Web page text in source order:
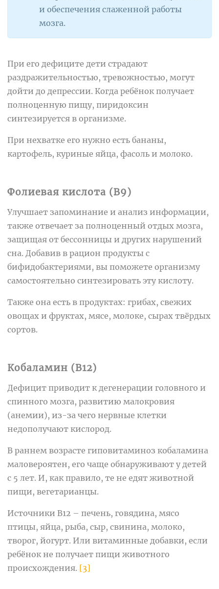
и обеспечения слаженной работы
мозга.
При его дефиците дети страдают
раздражительностью, тревожностью, могут
дойти до депрессии. Когда ребёнок получает
полноценную пищу, пиридоксин
синтезируется в организме.
При нехватке его нужно есть бананы,
картофель, куриные яйца, фасоль и молоко.
Фолиевая кислота (B9)
Улучшает запоминание и анализ информации,
также отвечает за полноценный отдых мозга,
защищая от бессонницы и других нарушений
сна. Добавив в рацион продукты с
бифидобактериями, вы поможете организму
самостоятельно синтезировать эту кислоту.
Также она есть в продуктах: грибах, свежих
овощах и фруктах, мясе, молоке, сырах твёрдых
сортов.
Кобаламин (B12)
Дефицит приводит к дегенерации головного и
спинного мозга, развитию малокровия
(анемии), из-за чего нервные клетки
недополучают кислород.
В раннем возрасте гиповитаминоз кобаламина
маловероятен, его чаще обнаруживают у детей
с 5 лет. И, как правило, те не едят животной
пищи, вегетарианцы.
Источники B12 – печень, говядина, мясо
птицы, яйца, рыба, сыр, свинина, молоко,
творог, йогурт. Или витаминные добавки, если
ребёнок не получает пищи животного
происхождения. [3]